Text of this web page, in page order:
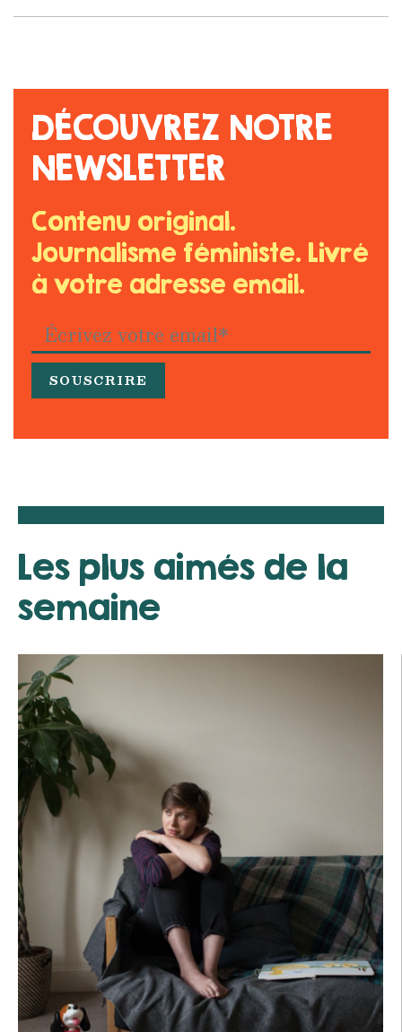
DÉCOUVREZ NOTRE
NEWSLETTER
Contenu original.
Journalisme féministe. Livré
à votre adresse email.
Les plus aimés de la
semaine